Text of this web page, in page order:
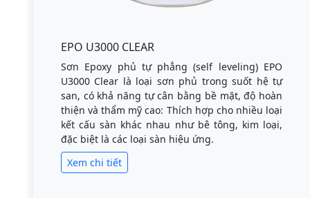
EPO U3000 CLEAR
Sơn Epoxy phủ tự phẳng (self leveling) EPO
U3000 Clear là loại sơn phủ trong suốt hệ tự
san, có khả năng tự cân bằng bề mặt, độ hoàn
thiện và thẩm mỹ cao: Thích hợp cho nhiều loại
kết cấu sàn khác nhau như bê tông, kim loại,
đặc biệt là các loại sàn hiệu ứng.
Xem chi tiết